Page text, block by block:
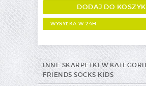
WYSYŁKA W 24H
INNE SKARPETKI W
FRIENDS SOCKS KIDS